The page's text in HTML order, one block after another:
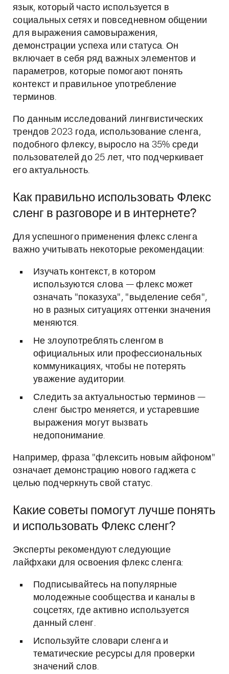
язык, который часто используется в
социальных сетях и повседневном общении
для выражения самовыражения,
демонстрации успеха или статуса. Он
включает в себя ряд важных элементов и
параметров, которые помогают понять
контекст и правильное употребление
терминов.
По данным исследований лингвистических
трендов 2023 года, использование сленга,
подобного флексу, выросло на 35% среди
пользователей до 25 лет, что подчеркивает
его актуальность.
Как правильно использовать Флекс
сленг в разговоре и в интернете?
Для успешного применения флекс сленга
важно учитывать некоторые рекомендации:
Изучать контекст, в котором
используются слова — флекс может
означать "показуха", "выделение себя",
но в разных ситуациях оттенки значения
меняются.
Не злоупотреблять сленгом в
официальных или профессиональных
коммуникациях, чтобы не потерять
уважение аудитории.
Следить за актуальностью терминов —
сленг быстро меняется, и устаревшие
выражения могут вызвать
недопонимание.
Например, фраза "флексить новым айфоном"
означает демонстрацию нового гаджета с
целью подчеркнуть свой статус.
Какие советы помогут лучше понять
и использовать Флекс сленг?
Эксперты рекомендуют следующие
лайфхаки для освоения флекс сленга:
Подписывайтесь на популярные
молодежные сообщества и каналы в
соцсетях, где активно используется
данный сленг.
Используйте словари сленга и
тематические ресурсы для проверки
значений слов.